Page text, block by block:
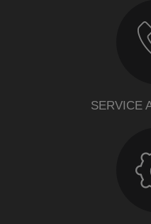
SERVICE